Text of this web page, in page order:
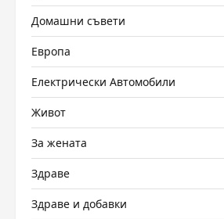
Домашни съвети
Европа
Електрически Автомобили
Живот
За жената
Здраве
Здраве и добавки